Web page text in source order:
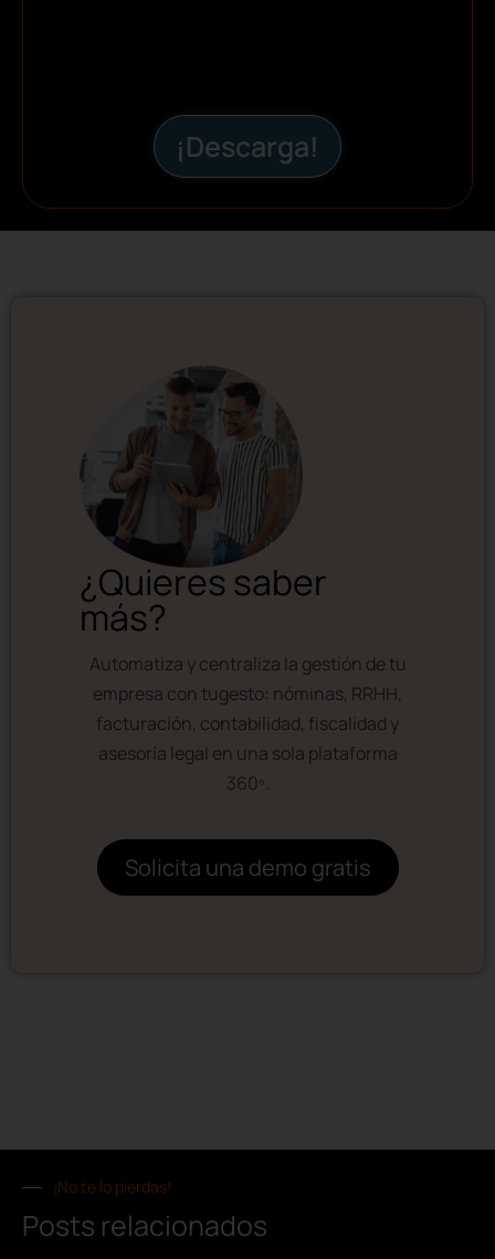
¡Descarga!
¿Quieres saber
más?
Automatiza y centraliza la gestión de tu
empresa con tugesto: nóminas, RRHH,
facturación, contabilidad, fiscalidad y
asesoría legal en una sola plataforma
360º.
Solicita una demo gratis
¡No te lo pierdas!
Posts relacionados